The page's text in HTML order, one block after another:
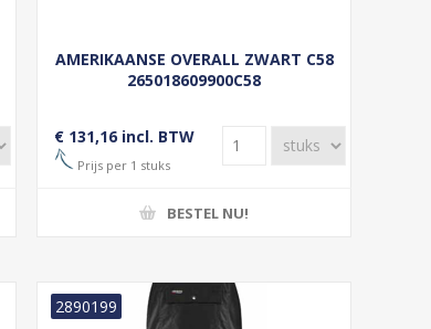
AMERIKAANSE OVERALL ZWART C58
265018609900C58
€ 131,16 incl. BTW
Prijs per 1 stuks
BESTEL NU!
2890199